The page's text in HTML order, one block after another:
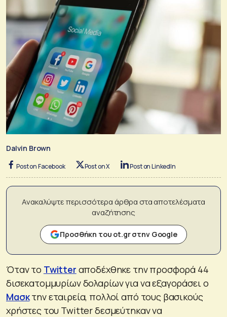
Dalvin Brown
Post on Facebook Post on X Post on LinkedIn
Ανακαλύψτε περισσότερα άρθρα στα αποτελέσματα
αναζήτησης
Προσθήκη του ot.gr στην Google
Όταν το Twitter αποδέχθηκε την προσφορά 44
δισεκατομμυρίων δολαρίων για να εξαγοράσει ο
Μασκτην εταιρεία, πολλοί από τους βασικούς
χρήστες του Twitter δεσμεύτηκαν να